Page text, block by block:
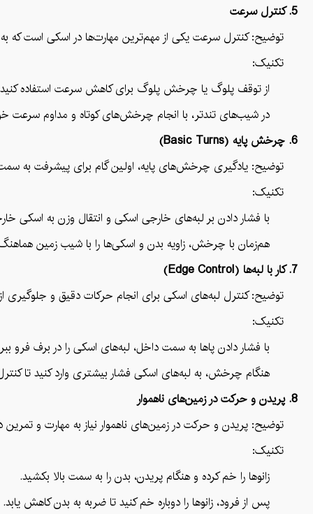
5. کنترل سرعت
توضیح: کنترل سرعت یکی از مهم‌ترین مهارت‌ها در اسکی است که
تکنیک:
از توقف پلوگ یا چرخش پلوگ برای کاهش سرعت استفاده
در شیب‌های تندتر، با انجام چرخش‌های کوتاه و مداوم سرعت
6. چرخش پایه (Basic Turns)
توضیح: یادگیری چرخش‌های پایه، اولین گام برای پیشرفت به
تکنیک:
با فشار دادن بر لبه‌های خارجی اسکی و انتقال وزن به اسکی
هم‌زمان با چرخش، زاویه بدن و اسکی‌ها را با شیب زمین
7. کار با لبه‌ها (Edge Control)
توضیح: کنترل لبه‌های اسکی برای انجام حرکات دقیق و
تکنیک:
با فشار دادن پاها به سمت داخل، لبه‌های اسکی را در برف فرو
هنگام چرخش، به لبه‌های اسکی فشار بیشتری وارد کنید تا
8. پریدن و حرکت در زمین‌های ناهموار
توضیح: پریدن و حرکت در زمین‌های ناهموار نیاز به مهارت و تمرین
تکنیک:
زانوها را خم کرده و هنگام پریدن، بدن را به سمت بالا بکشید.
پس از فرود، زانوها را دوباره خم کنید تا ضربه به بدن کاهش یابد.